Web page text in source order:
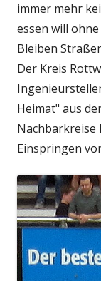
immer mehr
essen will
Bleiben
Der Kreis
Heimat" aus
Nachbarkreise
Einspringen